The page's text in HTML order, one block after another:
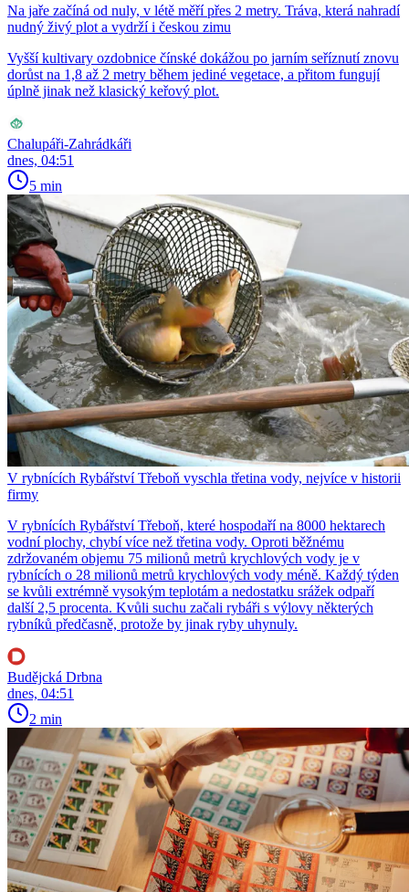
Na jaře začíná od nuly, v létě měří přes 2 metry. Tráva, která nahradí
nudný živý plot a vydrží i českou zimu
Vyšší kultivary ozdobnice čínské dokážou po jarním seříznutí znovu
dorůst na 1,8 až 2 metry během jediné vegetace, a přitom fungují
úplně jinak než klasický keřový plot.
Chalupáři-Zahrádkáři
dnes, 04:51
5 min
V rybnících Rybářství Třeboň vyschla třetina vody, nejvíce v historii
firmy
V rybnících Rybářství Třeboň, které hospodaří na 8000 hektarech
vodní plochy, chybí více než třetina vody. Oproti běžnému
zdržovaném objemu 75 milionů metrů krychlových vody je v
rybnících o 28 milionů metrů krychlových vody méně. Každý týden
se kvůli extrémně vysokým teplotám a nedostatku srážek odpaří
další 2,5 procenta. Kvůli suchu začali rybáři s výlovy některých
rybníků předčasně, protože by jinak ryby uhynuly.
Budějcká Drbna
dnes, 04:51
2 min